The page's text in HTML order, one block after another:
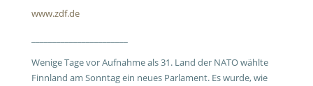
www.zdf.de
Wenige Tage vor Aufnahme als 31. Land der NATO wählte
Finnland am Sonntag ein neues Parlament. Es wurde, wie